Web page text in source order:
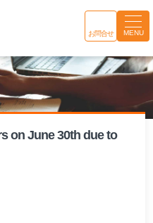
お問合せ MENU
on June 30th due to